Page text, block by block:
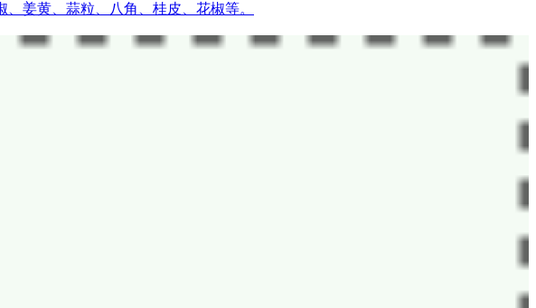
姜黄、蒜粒、八角、桂皮、花椒等。